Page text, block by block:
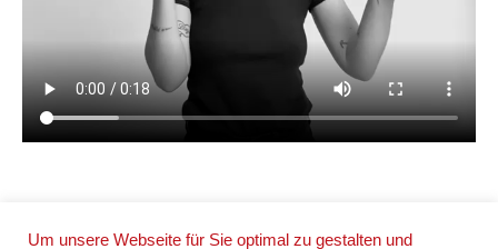
Um unsere Webseite für Sie optimal zu gestalten und